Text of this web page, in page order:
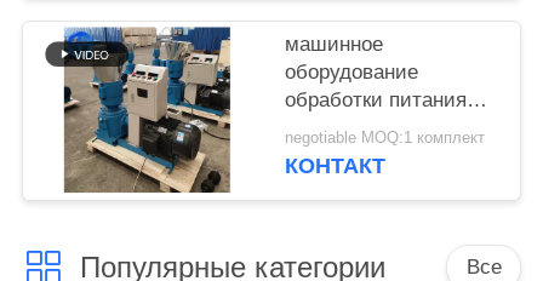
машинное
оборудование
обработки питания
машины лепешки
биомассы 200-
negotiable MOQ:1 комплект
КОНТАКТ
Популярные категории Все